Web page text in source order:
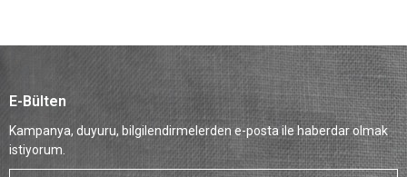
E-Bülten
Kampanya, duyuru, bilgilendirmelerden e-posta ile haberdar olmak
istiyorum.